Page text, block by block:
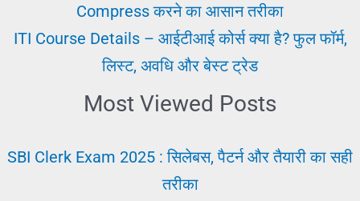
Compress करने का आसान तरीका
ITI Course Details – आईटीआई कोर्स क्या है? फुल फॉर्म,
लिस्ट, अवधि और बेस्ट ट्रेड
Most Viewed Posts
SBI Clerk Exam 2025 : सिलेबस, पैटर्न और तैयारी का सही
तरीका